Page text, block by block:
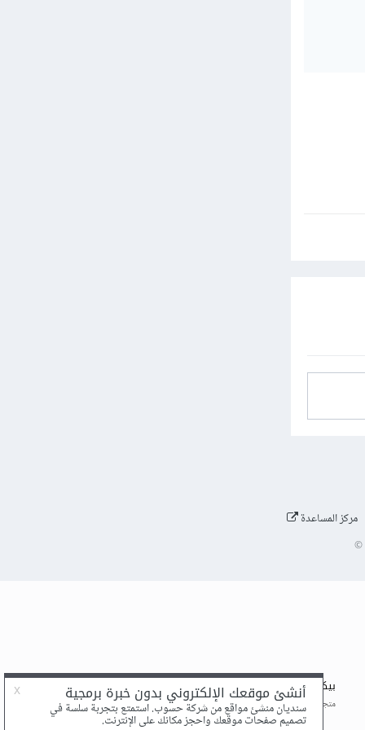
مركز المساعدة
©